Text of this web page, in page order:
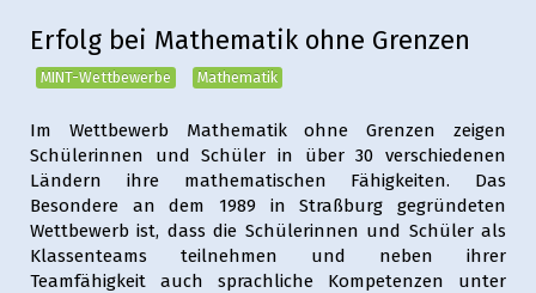
Erfolg bei Mathematik ohne Grenzen
MINT-Wettbewerbe Mathematik
Im Wettbewerb Mathematik ohne Grenzen zeigen
Schülerinnen und Schüler in über 30 verschiedenen
Ländern ihre mathematischen Fähigkeiten. Das
Besondere an dem 1989 in Straßburg gegründeten
Wettbewerb ist, dass die Schülerinnen und Schüler als
Klassenteams teilnehmen und neben ihrer
Teamfähigkeit auch sprachliche Kompetenzen unter